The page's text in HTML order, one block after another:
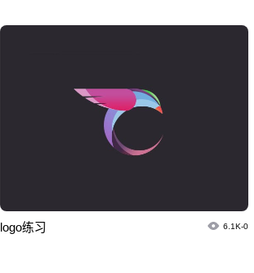
logo练习 6.1K-0